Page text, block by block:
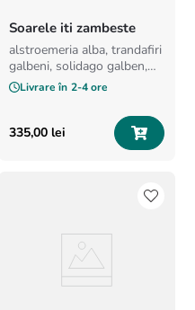
Soarele iti zambeste
alstroemeria alba, trandafiri
galbeni, solidago galben,
minirosa alb, minirosa
galben, green tricks
Livrare în 2-4 ore
335,00 lei